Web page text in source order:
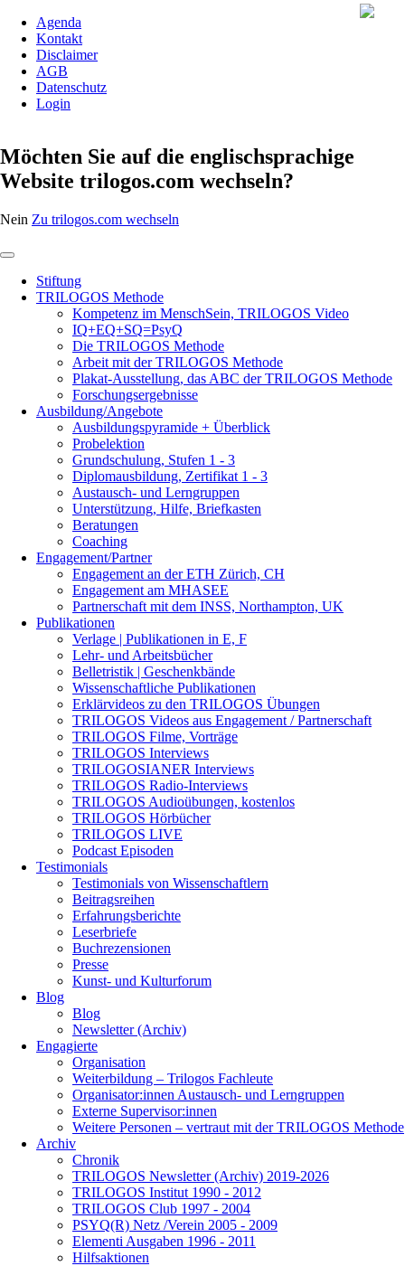
Agenda
Kontakt
Disclaimer
AGB
Datenschutz
Login
Möchten Sie auf die englischsprachige
Website trilogos.com wechseln?
Nein Zu trilogos.com wechseln
Stiftung
TRILOGOS Methode
Kompetenz im MenschSein, TRILOGOS Video
IQ+EQ+SQ=PsyQ
Die TRILOGOS Methode
Arbeit mit der TRILOGOS Methode
Plakat-Ausstellung, das ABC der TRILOGOS Methode
Forschungsergebnisse
Ausbildung/Angebote
Ausbildungspyramide + Überblick
Probelektion
Grundschulung, Stufen 1 - 3
Diplomausbildung, Zertifikat 1 - 3
Austausch- und Lerngruppen
Unterstützung, Hilfe, Briefkasten
Beratungen
Coaching
Engagement/Partner
Engagement an der ETH Zürich, CH
Engagement am MHASEE
Partnerschaft mit dem INSS, Northampton, UK
Publikationen
Verlage | Publikationen in E, F
Lehr- und Arbeitsbücher
Belletristik | Geschenkbände
Wissenschaftliche Publikationen
Erklärvideos zu den TRILOGOS Übungen
TRILOGOS Videos aus Engagement / Partnerschaft
TRILOGOS Filme, Vorträge
TRILOGOS Interviews
TRILOGOSIANER Interviews
TRILOGOS Radio-Interviews
TRILOGOS Audioübungen, kostenlos
TRILOGOS Hörbücher
TRILOGOS LIVE
Podcast Episoden
Testimonials
Testimonials von Wissenschaftlern
Beitragsreihen
Erfahrungsberichte
Leserbriefe
Buchrezensionen
Presse
Kunst- und Kulturforum
Blog
Blog
Newsletter (Archiv)
Engagierte
Organisation
Weiterbildung – Trilogos Fachleute
Organisator:innen Austausch- und Lerngruppen
Externe Supervisor:innen
Weitere Personen – vertraut mit der TRILOGOS Methode
Archiv
Chronik
TRILOGOS Newsletter (Archiv) 2019-2026
TRILOGOS Institut 1990 - 2012
TRILOGOS Club 1997 - 2004
PSYQ(R) Netz /Verein 2005 - 2009
Elementi Ausgaben 1996 - 2011
Hilfsaktionen